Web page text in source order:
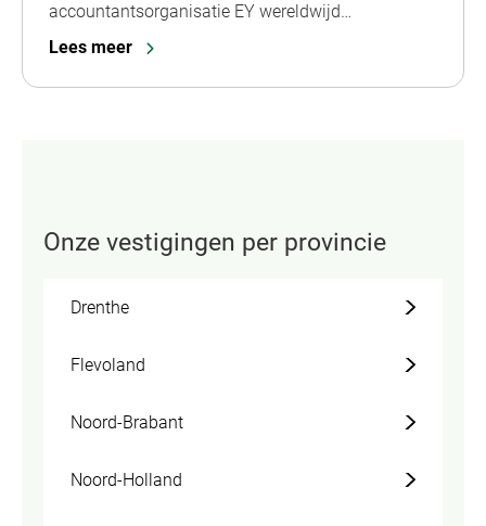
accountantsorganisatie EY wereldwijd…
Lees meer
Onze vestigingen per provincie
Drenthe
Flevoland
Noord-Brabant
Noord-Holland